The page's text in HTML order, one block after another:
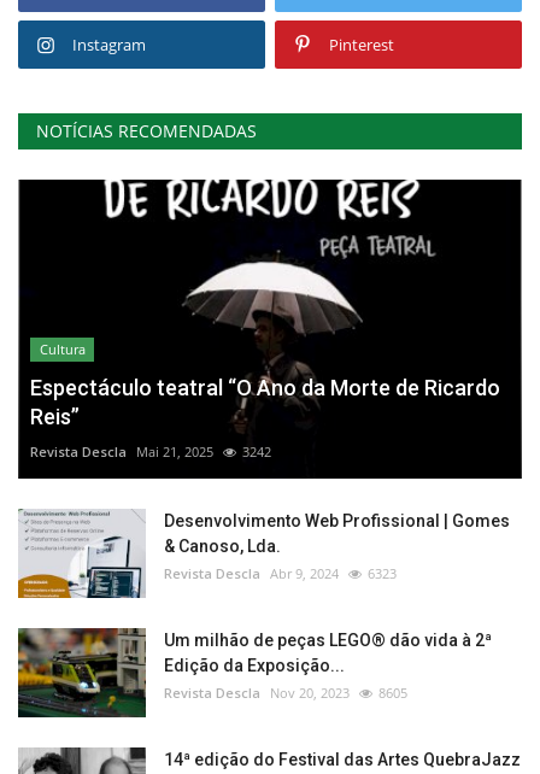
Instagram Pinterest
NOTÍCIAS RECOMENDADAS
Cultura
Espectáculo teatral “O Ano da Morte de Ricardo
Reis”
Revista Descla Mai 21, 2025 3242
Desenvolvimento Web Profissional | Gomes
& Canoso, Lda.
Revista Descla Abr 9, 2024 6323
Um milhão de peças LEGO® dão vida à 2ª
Edição da Exposição...
Revista Descla Nov 20, 2023 8605
14ª edição do Festival das Artes QuebraJazz